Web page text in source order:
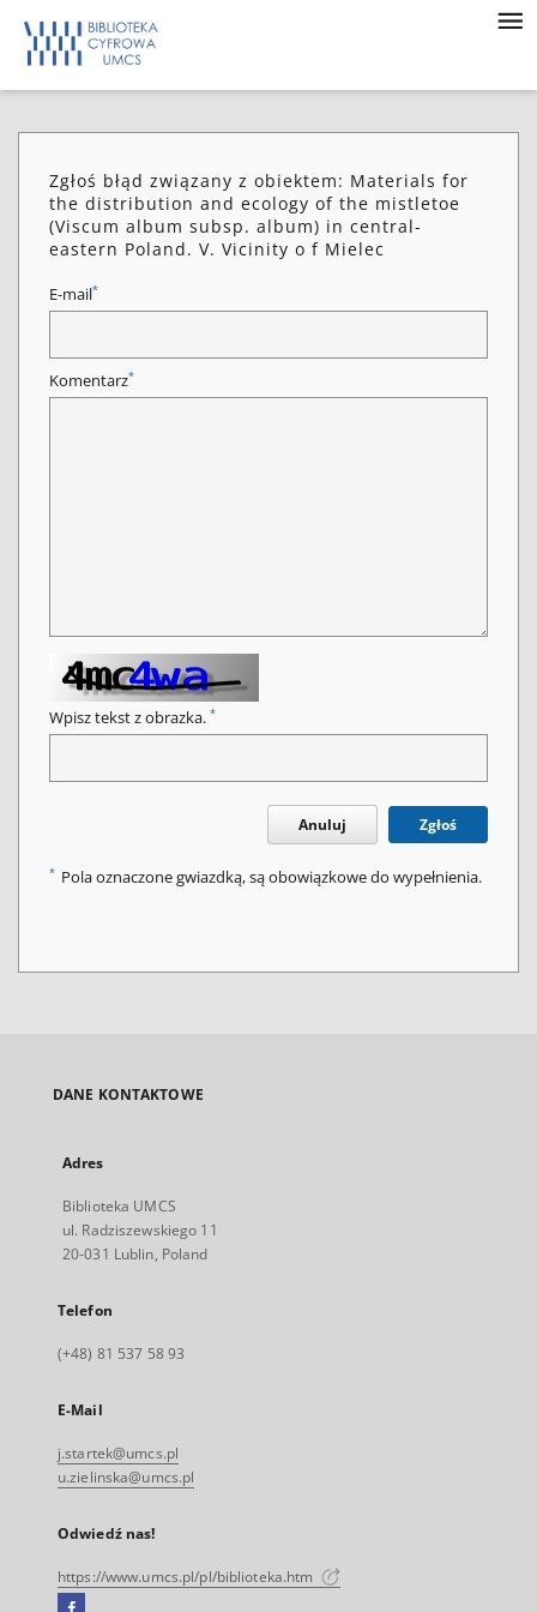
Zgłoś błąd związany z obiektem: Materials for
the distribution and ecology of the mistletoe
(Viscum album subsp. album) in central-
eastern Poland. V. Vicinity o f Mielec
E-mail*
Komentarz*
Wpisz tekst z obrazka. *
Anuluj Zgłoś
* Pola oznaczone gwiazdką, są obowiązkowe do wypełnienia.
DANE KONTAKTOWE
Adres
Biblioteka UMCS
ul. Radziszewskiego 11
20-031 Lublin, Poland
Telefon
(+48) 81 537 58 93
E-Mail
j.startek@umcs.pl
u.zielinska@umcs.pl
Odwiedź nas!
https://www.umcs.pl/pl/biblioteka.htm
Facebook